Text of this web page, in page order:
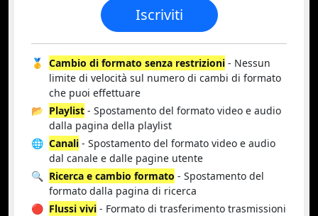
Iscriviti
🥇 Cambio di formato senza restrizioni - Nessun
limite di velocità sul numero di cambi di formato
che puoi effettuare
📂 Playlist - Spostamento del formato video e audio
dalla pagina della playlist
🌐 Canali - Spostamento del formato video e audio
dal canale e dalle pagine utente
🔍 Ricerca e cambio formato - Spostamento del
formato dalla pagina di ricerca
🔴 Flussi vivi - Formato di trasferimento trasmissioni